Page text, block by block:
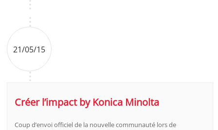
21/05/15
Créer l’impact by Konica Minolta
Coup d’envoi officiel de la nouvelle communauté lors de